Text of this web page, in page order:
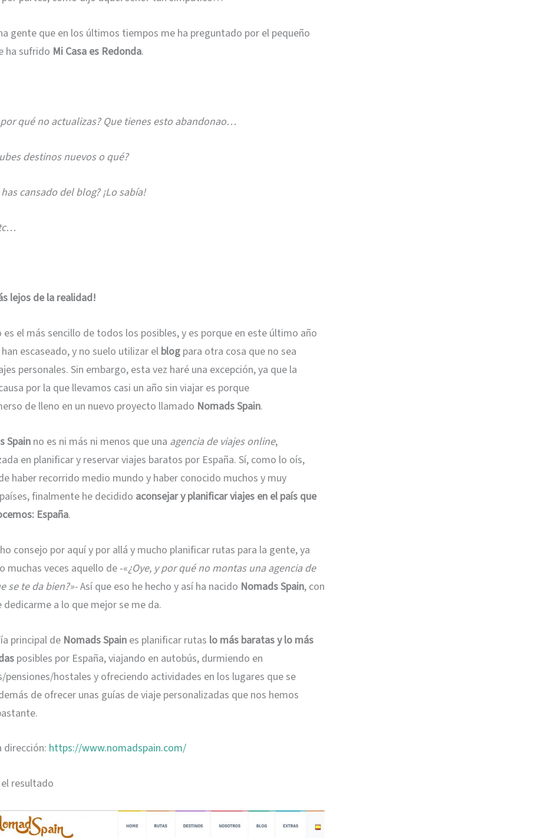
gente que en los últimos tiempos me ha preguntado por el pequeño
ha sufrido Mi Casa es Redonda.
por qué no actualizas? Que tienes esto abandonao…
destinos nuevos o qué?
has cansado del blog? ¡Lo sabía!
lejos de la realidad!
es el más sencillo de todos los posibles, y es porque en este último año
han escaseado, y no suelo utilizar el blog para otra cosa que no sea
personales. Sin embargo, esta vez haré una excepción, ya que la
por la que llevamos casi un año sin viajar es porque
de lleno en un nuevo proyecto llamado Nomads Spain.
Spainno es ni más ni menos que una agencia de viajes online,
en planificar y reservar viajes baratos por España. Sí, como lo oís,
haber recorrido medio mundo y haber conocido muchos y muy
finalmente he decidido aconsejar y planificar viajes en el país que
España.
consejo por aquí y por allá y mucho planificar rutas para la gente, ya
muchas veces aquello de -«¿Oye, y por qué no montas una agencia de
se te da bien?»-Así que eso he hecho y así ha nacido Nomads Spain, con
dedicarme a lo que mejor se me da.
principal de Nomads Spain es planificar rutas lo más baratas y lo más
posibles por España, viajando en autobús, durmiendo en
pensiones/hostales y ofreciendo actividades en los lugares que se
de ofrecer unas guías de viaje personalizadas que nos hemos
dirección: https://www.nomadspain.com/
resultado